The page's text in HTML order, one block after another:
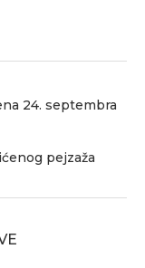
24. septembra
pejzaža